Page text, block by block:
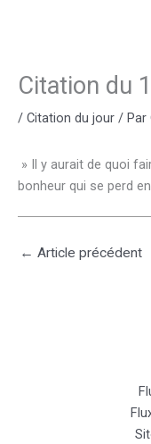
Citation du
/ Citation du jour / Par
» Il y aurait de quoi
bonheur qui se perd
← Article précédent